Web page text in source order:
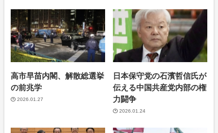
高市早苗内閣、解散総選挙
の前兆学
2026.01.27
日本保守党の石濱哲信氏が
伝える中国共産党内部の権
力闘争
2026.01.24